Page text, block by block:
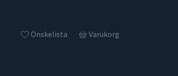
Önskelista Varukorg